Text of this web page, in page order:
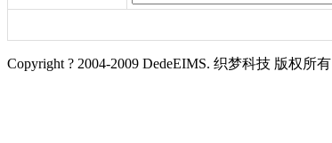
Copyright ? 2004-2009 DedeEIMS. 织梦科技 版权所有